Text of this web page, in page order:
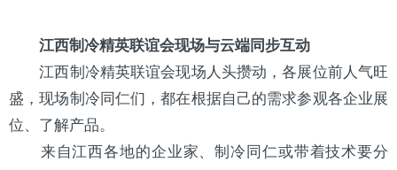
江西制冷精英联谊会现场与云端同步互动
江西制冷精英联谊会现场人头攒动，各展位前人气旺
盛，现场制冷同仁们，都在根据自己的需求参观各企业展
位、了解产品。
来自江西各地的企业家、制冷同仁或带着技术要分